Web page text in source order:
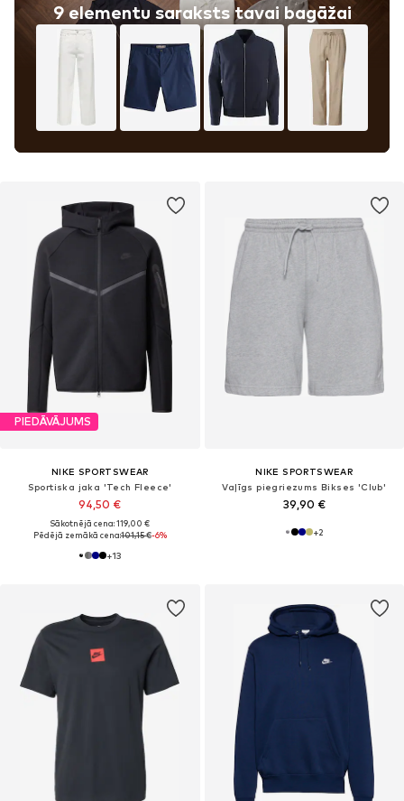
9 elementu saraksts tavai bagāžai
PIEDĀVĀJUMS
NIKE SPORTSWEAR
Sportiska jaka 'Tech Fleece'
94,50 €
Sākotnējā cena: 119,00 €
Pēdējā zemākā cena:101,15 €-6%
+13
NIKE SPORTSWEAR
Vaļīgs piegriezums Bikses 'Club'
39,90 €
+2